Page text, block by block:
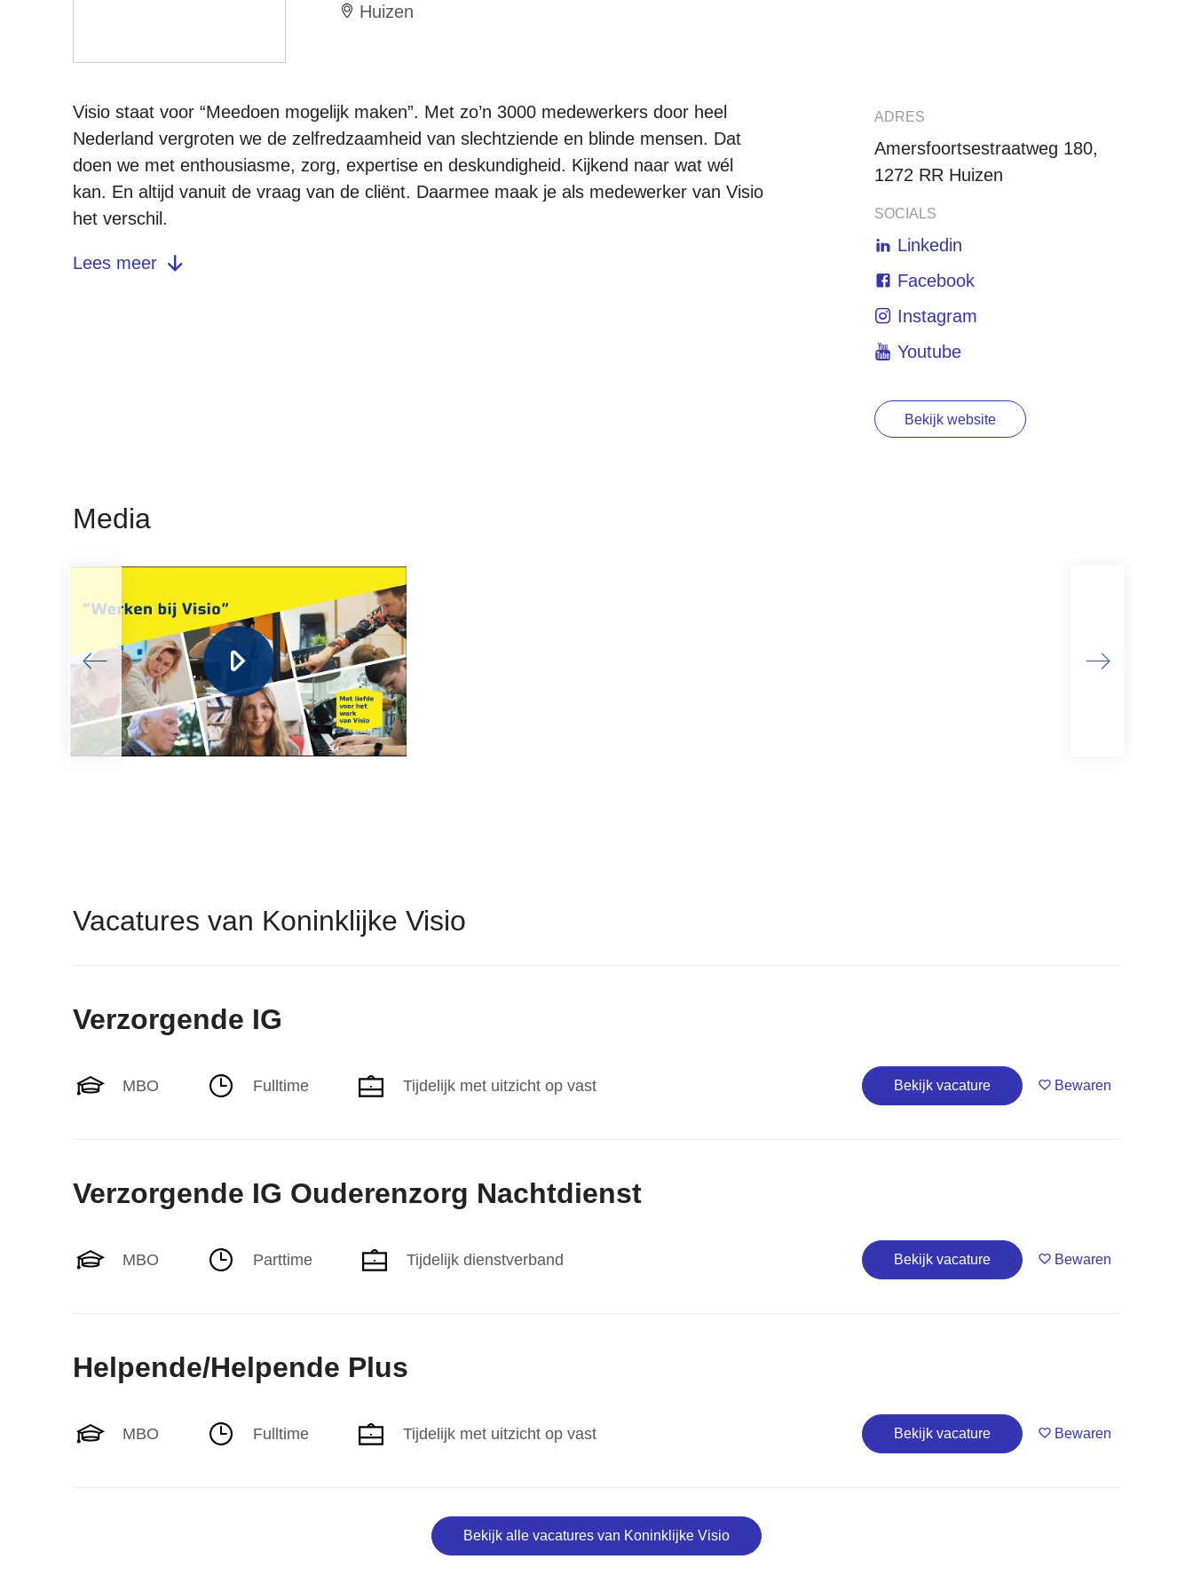
Huizen
Visio staat voor “Meedoen mogelijk maken”. Met zo’n 3000 medewerkers door heel
Nederland vergroten we de zelfredzaamheid van slechtziende en blinde mensen. Dat
doen we met enthousiasme, zorg, expertise en deskundigheid. Kijkend naar wat wél
kan. En altijd vanuit de vraag van de cliënt. Daarmee maak je als medewerker van Visio
het verschil.
Lees meer
ADRES
Amersfoortsestraatweg 180,
1272 RR Huizen
SOCIALS
Linkedin
Facebook
Instagram
Youtube
Bekijk website
Media
Vacatures van Koninklijke Visio
Verzorgende IG
MBO Fulltime Tijdelijk met uitzicht op vast Bekijk vacature Bewaren
Verzorgende IG Ouderenzorg Nachtdienst
MBO Parttime Tijdelijk dienstverband Bekijk vacature Bewaren
Helpende/Helpende Plus
MBO Fulltime Tijdelijk met uitzicht op vast Bekijk vacature Bewaren
Bekijk alle vacatures van Koninklijke Visio